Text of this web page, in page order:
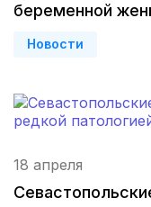
беременной
Новости
18 апреля
Курган(3
Тамбов(3
Севастополь